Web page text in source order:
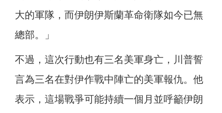
大的軍隊，而伊朗伊斯蘭革命衛隊如今已無
總部。」
不過，這次行動也有三名美軍身亡，川普誓
言為三名在對伊作戰中陣亡的美軍報仇。他
表示，這場戰爭可能持續一個月並呼籲伊朗